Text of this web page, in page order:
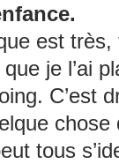
est
je l’ai
C’est
chose
tous